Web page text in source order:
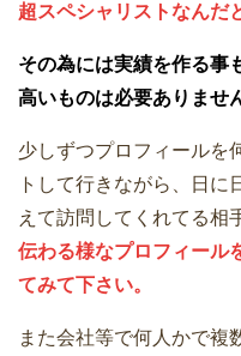
超スペシャリストなんだ
その為には実績を作る事
高いものは必要ありませ
少しずつプロフィールを
トして行きながら、日に
えて訪問してくれてる相
伝わる様なプロフィール
てみて下さい。
また会社等で何人かで複